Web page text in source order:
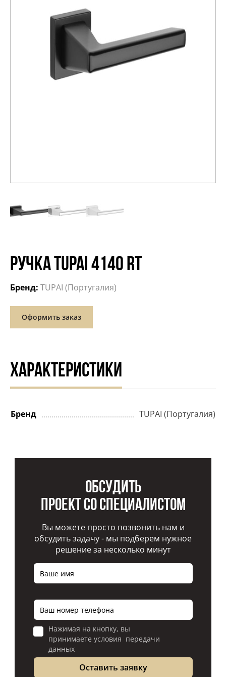
РУЧКА TUPAI 4140 RT
Бренд: TUPAI (Португалия)
Оформить заказ
ХАРАКТЕРИСТИКИ
Бренд TUPAI (Португалия)
Обсудить
проект со специалистом
Вы можете просто позвонить нам и
обсудить задачу - мы подберем нужное
решение за несколько минут
Нажимая на кнопку, вы
принимаете условия передачи
данных
Распродажа